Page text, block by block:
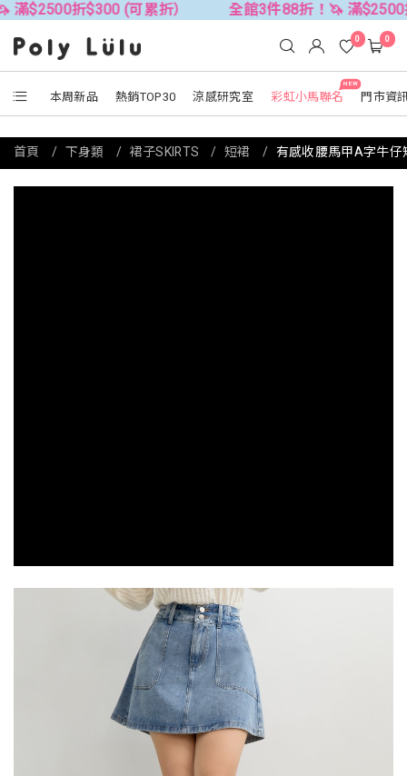
折$300 (可累折） 全館3件88折！🦄 滿$2500折
本周新品 熱銷TOP30 涼感研究室
NEW
彩虹小馬聯名 門市資
0 0
首頁 下身類 裙子SKIRTS 短裙 有感收腰馬甲A字牛